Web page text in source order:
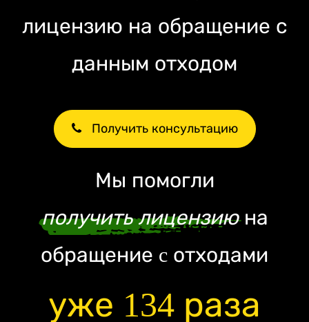
лицензию на обращение с
данным отходом
Получить консультацию
Мы помогли
получить лицензиюна
обращение c отходами
уже 134 раза